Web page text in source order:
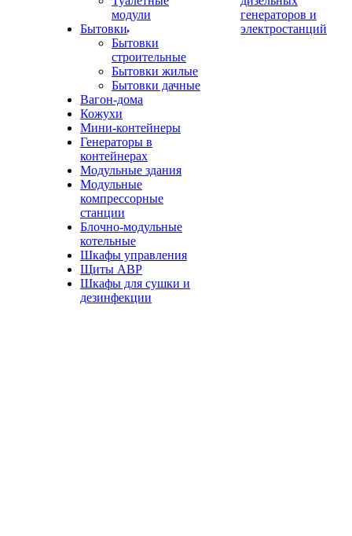
модули
Бытовки
Бытовки
строительные
Бытовки жилые
Бытовки дачные
Вагон-дома
Кожухи
Мини-контейнеры
Генераторы в
контейнерах
Модульные здания
Модульные
компрессорные
станции
Блочно-модульные
котельные
Шкафы управления
Щиты АВР
Шкафы для сушки и
дезинфекции
генераторов и
электростанций